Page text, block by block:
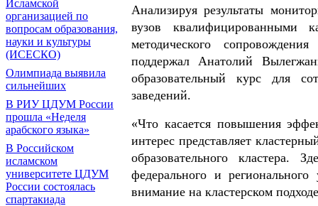
Исламской
организацией по
вопросам образования,
науки и культуры
(ИСЕСКО)
Олимпиада выявила
сильнейших
В РИУ ЦДУМ России
прошла «Неделя
арабского языка»
В Российском
исламском
университете ЦДУМ
России состоялась
спартакиада
Анализируя результаты
вузов квалифицированными
методического
поддержал Анатолий
образовательный курс для
заведений.
«Что касается повышения
интерес представляет
образовательного кластера.
федерального и
внимание на кластерском